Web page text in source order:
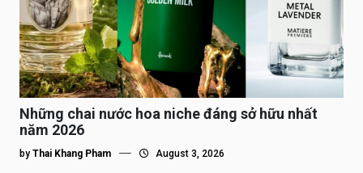
Những chai nước hoa niche đáng sở hữu nhất
năm 2026
by Thai Khang Pham August 3, 2026